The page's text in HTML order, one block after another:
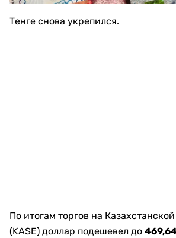
Тенге снова укрепился.
По итогам торгов на
(KASE) доллар подешевел до